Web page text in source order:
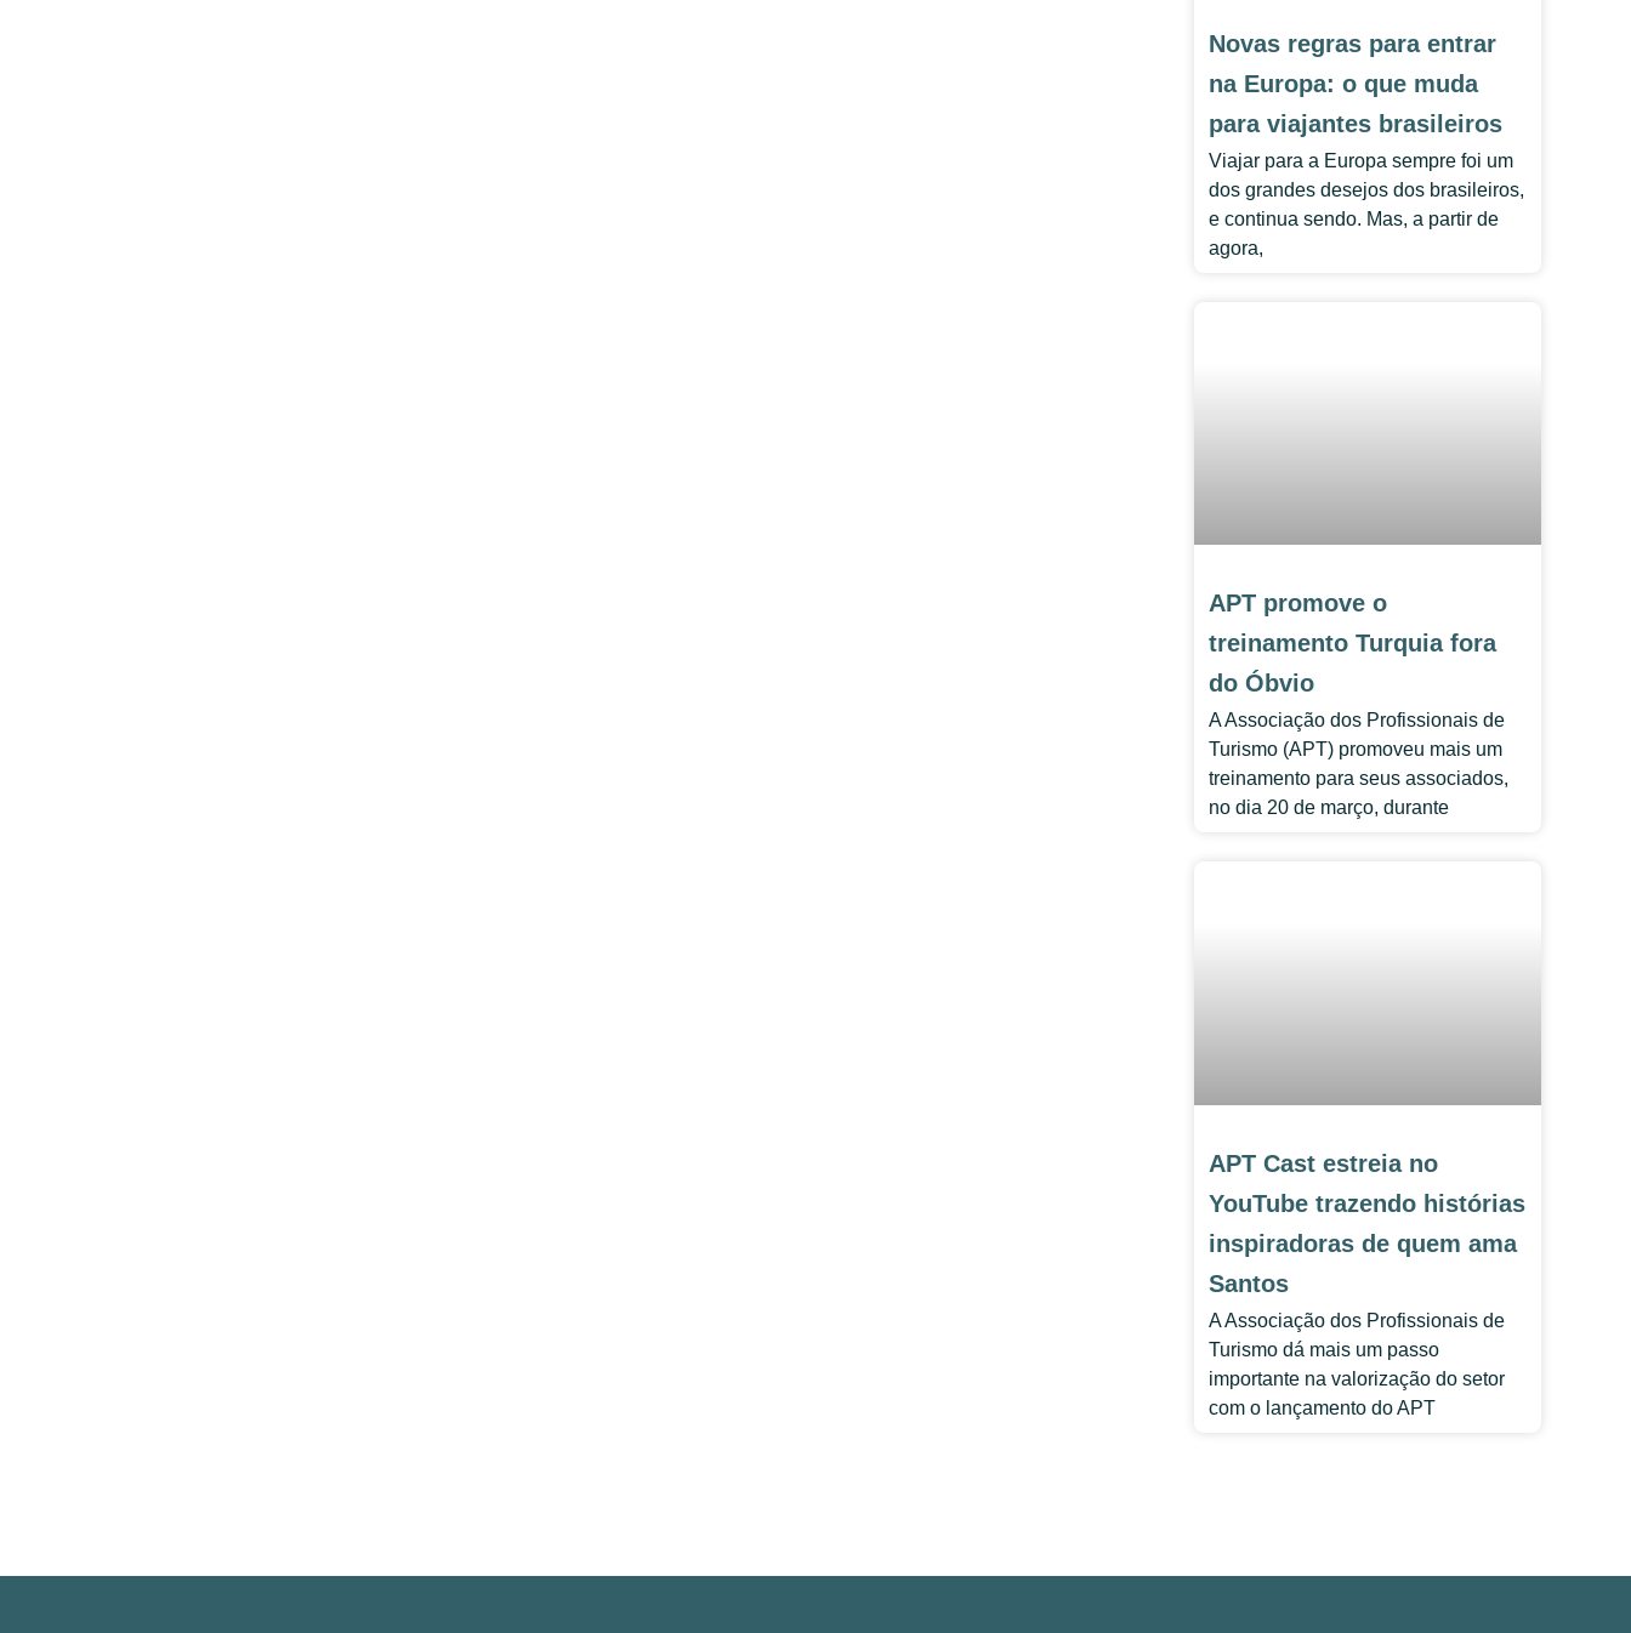
Novas regras para entrar
na Europa: o que muda
para viajantes brasileiros
Viajar para a Europa sempre foi um
dos grandes desejos dos brasileiros,
e continua sendo. Mas, a partir de
agora,
APT promove o
treinamento Turquia fora
do Óbvio
A Associação dos Profissionais de
Turismo (APT) promoveu mais um
treinamento para seus associados,
no dia 20 de março, durante
APT Cast estreia no
YouTube trazendo histórias
inspiradoras de quem ama
Santos
A Associação dos Profissionais de
Turismo dá mais um passo
importante na valorização do setor
com o lançamento do APT